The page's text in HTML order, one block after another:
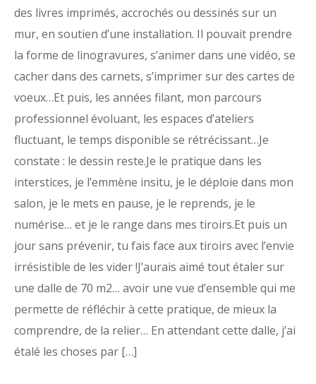
des livres imprimés, accrochés ou dessinés sur un
mur, en soutien d’une installation. Il pouvait prendre
la forme de linogravures, s’animer dans une vidéo, se
cacher dans des carnets, s’imprimer sur des cartes de
voeux…Et puis, les années filant, mon parcours
professionnel évoluant, les espaces d’ateliers
fluctuant, le temps disponible se rétrécissant…Je
constate : le dessin reste.Je le pratique dans les
interstices, je l’emmène insitu, je le déploie dans mon
salon, je le mets en pause, je le reprends, je le
numérise… et je le range dans mes tiroirs.Et puis un
jour sans prévenir, tu fais face aux tiroirs avec l’envie
irrésistible de les vider !J’aurais aimé tout étaler sur
une dalle de 70 m2… avoir une vue d’ensemble qui me
permette de réfléchir à cette pratique, de mieux la
comprendre, de la relier… En attendant cette dalle, j’ai
étalé les choses par […]